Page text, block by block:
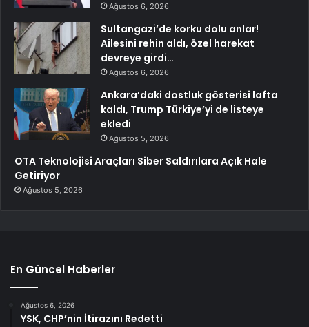
Ağustos 6, 2026
Sultangazi’de korku dolu anlar!
Ailesini rehin aldı, özel harekat
devreye girdi…
Ağustos 6, 2026
Ankara’daki dostluk gösterisi lafta
kaldı, Trump Türkiye’yi de listeye
ekledi
Ağustos 5, 2026
OTA Teknolojisi Araçları Siber Saldırılara Açık Hale
Getiriyor
Ağustos 5, 2026
En Güncel Haberler
Ağustos 6, 2026
YSK, CHP’nin İtirazını Redetti